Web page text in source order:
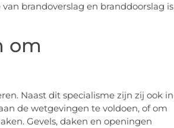
brandoverslag en branddoorslag is
om
Naast dit specialisme zijn zij ook in
de wetgevingen te voldoen, of om
Gevels, daken en openingen